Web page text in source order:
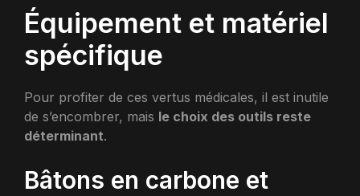
Équipement et matériel
spécifique
Pour profiter de ces vertus médicales, il est inutile
de s’encombrer, mais le choix des outils reste
déterminant.
Bâtons en carbone et